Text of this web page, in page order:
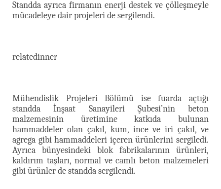
Standda ayrıca firmanın enerji destek ve çölleşmeyle
mücadeleye dair projeleri de sergilendi.
relatedinner
Mühendislik Projeleri Bölümü ise fuarda açtığı
standda İnşaat Sanayileri Şubesi’nin beton
malzemesinin üretimine katkıda bulunan
hammaddeler olan çakıl, kum, ince ve iri çakıl, ve
agrega gibi hammaddeleri içeren ürünlerini sergiledi.
Ayrıca bünyesindeki blok fabrikalarının ürünleri,
kaldırım taşları, normal ve camlı beton malzemeleri
gibi ürünler de standda sergilendi.